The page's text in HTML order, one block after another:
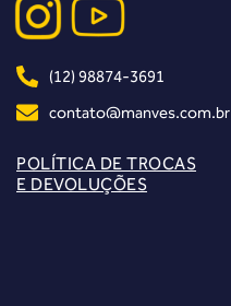
(12) 98874-3691
contato@manves.com.br
POLÍTICA DE TROCAS
E DEVOLUÇÕES